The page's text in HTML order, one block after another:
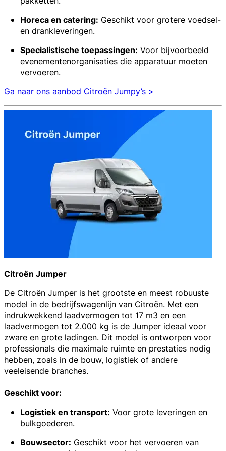
Horeca en catering: Geschikt voor grotere voedsel-
en drankleveringen.
Specialistische toepassingen: Voor bijvoorbeeld
evenementenorganisaties die apparatuur moeten
vervoeren.
Ga naar ons aanbod Citroën Jumpy’s >
Citroën Jumper
De Citroën Jumper is het grootste en meest robuuste
model in de bedrijfswagenlijn van Citroën. Met een
indrukwekkend laadvermogen tot 17 m3 en een
laadvermogen tot 2.000 kg is de Jumper ideaal voor
zware en grote ladingen. Dit model is ontworpen voor
professionals die maximale ruimte en prestaties nodig
hebben, zoals in de bouw, logistiek of andere
veeleisende branches.
Geschikt voor:
Logistiek en transport: Voor grote leveringen en
bulkgoederen.
Bouwsector: Geschikt voor het vervoeren van